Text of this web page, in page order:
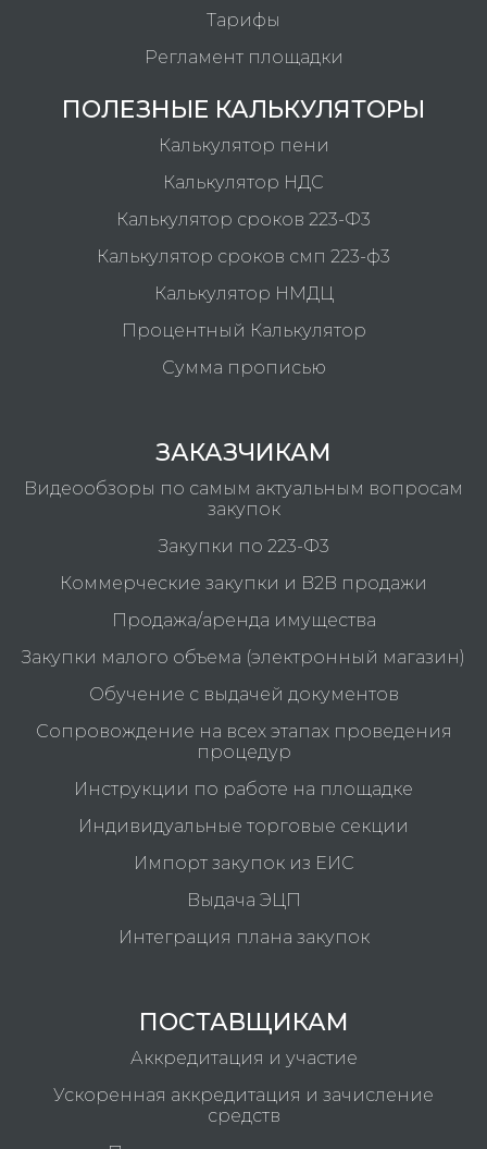
Тарифы
Регламент площадки
ПОЛЕЗНЫЕ КАЛЬКУЛЯТОРЫ
Калькулятор пени
Калькулятор НДС
Калькулятор сроков 223-Ф3
Калькулятор сроков смп 223-ф3
Калькулятор НМДЦ
Процентный Калькулятор
Сумма прописью
ЗАКАЗЧИКАМ
Видеообзоры по самым актуальным вопросам
закупок
Закупки по 223-Ф3
Коммерческие закупки и B2B продажи
Продажа/аренда имущества
Закупки малого объема (электронный магазин)
Обучение с выдачей документов
Сопровождение на всех этапах проведения
процедур
Инструкции по работе на площадке
Индивидуальные торговые секции
Импорт закупок из ЕИС
Выдача ЭЦП
Интеграция плана закупок
ПОСТАВЩИКАМ
Аккредитация и участие
Ускоренная аккредитация и зачисление
средств